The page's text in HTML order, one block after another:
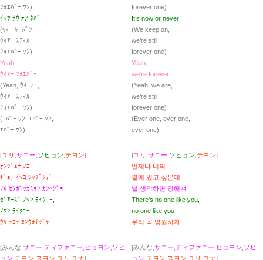
ﾌｫｴﾊﾞｰ ﾜﾝ)
ｲｯﾂ ﾅｳ ｵｱ ﾈﾊﾞｰ
(ｳｨｰ ｷｰﾎﾟﾝ,
ｳｨｱｰ ｽﾃｨﾙ
ﾌｫｴﾊﾞｰ ﾜﾝ)
Yeah,
ｳｨｱｰ ﾌｫｴﾊﾞｰ
(Yeah, ｳｨｰｱｰ,
ｳｨｱｰ ｽﾃｨﾙ
ﾌｫｴﾊﾞｰ ﾜﾝ)
(ｴﾊﾞｰ ﾜﾝ, ｴﾊﾞｰ ﾜﾝ,
ｴﾊﾞｰ ﾜﾝ)
[ユリ サニー ソヒョン テヨン]
ｵﾝｼﾞｪﾅ ﾉｴ
ｷﾞｮﾃ ｲｯｺ ｼｯﾌﾟﾝﾃﾞ
ﾉﾙ ｾﾝｶﾞｯｶﾐｮﾝ ｶﾝﾍｼﾞｮ
ｾﾞｱｰｽﾞ ﾉﾜﾝ ﾗｲｸﾕｰ,
ﾉﾜﾝ ﾗｲｸﾕｰ
ｳﾘ ｯｺｯ ﾖﾝｳｫﾅｼﾞｬ
[みんな, サニー,ティファニー,ヒョヨン,ソヒ
ョン テヨン,スヨン,ユリ,ユナ]
forever one)
It’s now or never
(We keep on,
we’re still
forever one)
Yeah,
we’re forever
(Yeah, we are,
we’re still
forever one)
(Ever one, ever one,
ever one)
[ユリ サニー ソヒョン テヨン]
언제나 너의
곁에 있고 싶은데
널 생각하면 강해져
There’s no one like you,
no one like you
우리 꼭 영원하자
[みんな, サニー,ティファニー,ヒョヨン,ソヒ
ョン テヨン,スヨン,ユリ,ユナ]